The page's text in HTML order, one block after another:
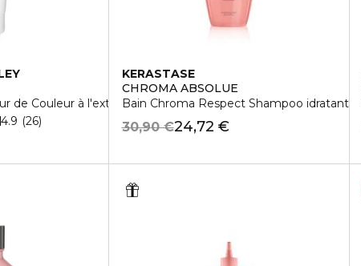
de Couleur à l'extrait de fleur d'Hibiscus
4.9 26
KERASTASE
CHROMA ABSOLUE
Bain Chroma Respect Shampoo idratante
24,72 €
30,90 €